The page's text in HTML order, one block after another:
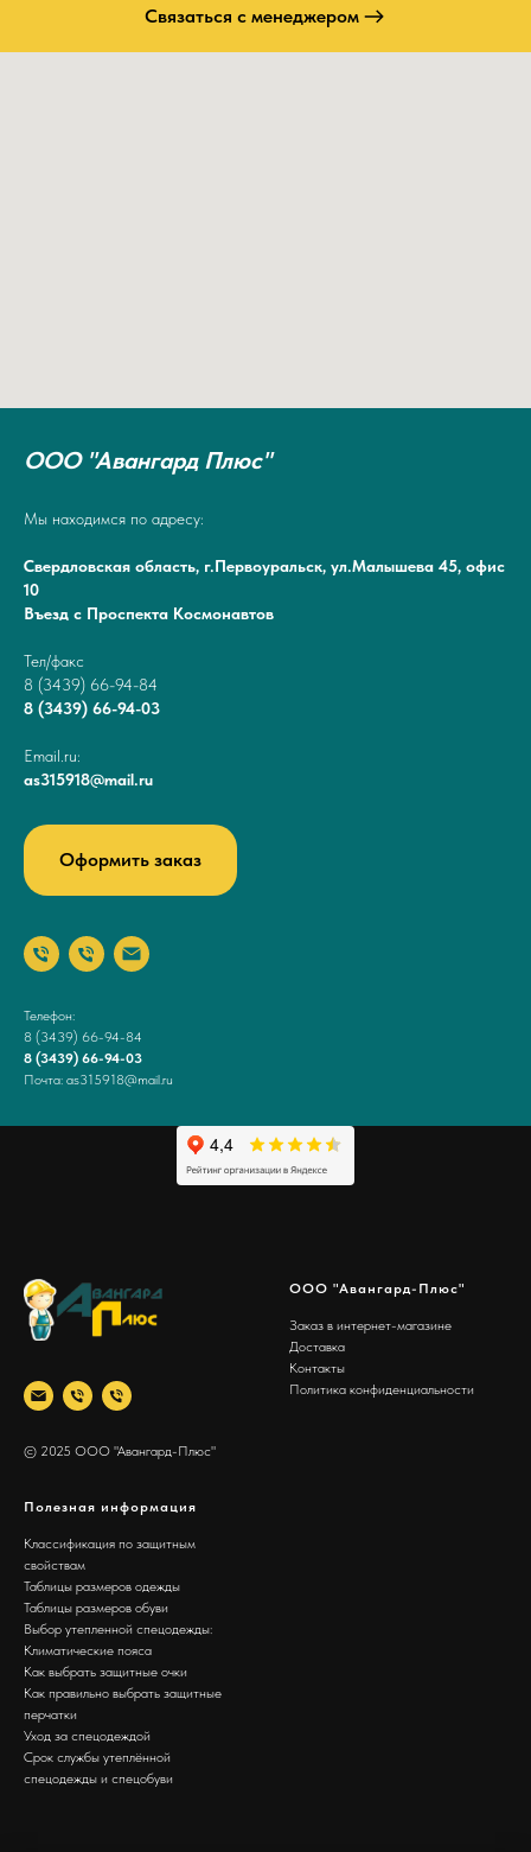
Связаться с менеджером
ООО "Авангард Плюс"
Мы находимся по адресу:
Свердловская область, г.Первоуральск, ул.Малышева 45, офис
10
Въезд с Проспекта Космонавтов
Тел/факс
8 (3439) 66-94-84
8 (3439) 66-94-03
Email.ru:
as315918@mail.ru
Оформить заказ
Телефон:
8 (3439) 66-94-84
8 (3439) 66-94-03
Почта: as315918@mail.ru
© 2025 ООО "Авангард-Плюс"
ООО "Авангард-Плюс"
Заказ в интернет-магазине
Доставка
Контакты
Политика конфиденциальности
Полезная информация
Классификация по защитным
свойствам
Таблицы размеров одежды
Таблицы размеров обуви
Выбор утепленной спецодежды:
Климатические пояса
Как выбрать защитные очки
Как правильно выбрать защитные
перчатки
Уход за спецодеждой
Срок службы утеплённой
спецодежды и спецобуви